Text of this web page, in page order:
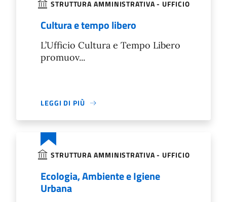
STRUTTURA AMMINISTRATIVA - UFFICIO
Cultura e tempo libero
L’Ufficio Cultura e Tempo Libero
promuov...
LEGGI DI PIÙ
STRUTTURA AMMINISTRATIVA - UFFICIO
Ecologia, Ambiente e Igiene
Urbana